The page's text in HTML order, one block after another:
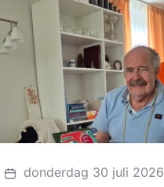
donderdag 30 juli 2026